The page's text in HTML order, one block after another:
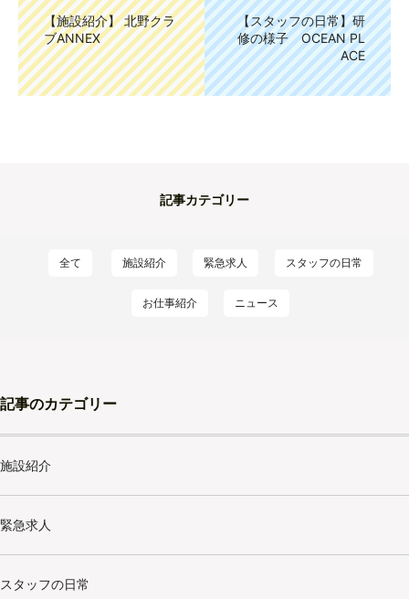
【施設紹介】 北野クラ
ブANNEX
【スタッフの日常】研
修の様子 OCEAN PL
ACE
記事カテゴリー
全て 施設紹介 緊急求人 スタッフの日常
お仕事紹介 ニュース
記事のカテゴリー
施設紹介
緊急求人
スタッフの日常